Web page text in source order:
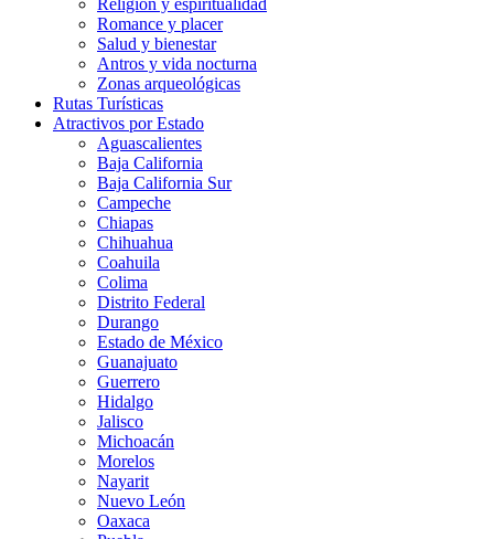
Religión y espiritualidad
Romance y placer
Salud y bienestar
Antros y vida nocturna
Zonas arqueológicas
Rutas Turísticas
Atractivos por Estado
Aguascalientes
Baja California
Baja California Sur
Campeche
Chiapas
Chihuahua
Coahuila
Colima
Distrito Federal
Durango
Estado de México
Guanajuato
Guerrero
Hidalgo
Jalisco
Michoacán
Morelos
Nayarit
Nuevo León
Oaxaca